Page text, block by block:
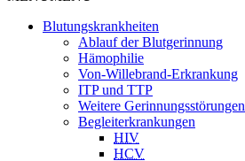
Blutungskrankheiten
Ablauf der Blutgerinnung
Hämophilie
Von-Willebrand-Erkrankung
ITP und TTP
Weitere Gerinnungsstörungen
Begleiterkrankungen
HIV
HCV